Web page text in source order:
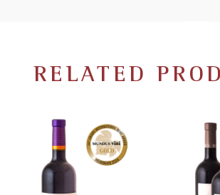
RELATED